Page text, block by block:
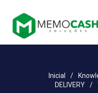
Inicial /
DELIVERY
/